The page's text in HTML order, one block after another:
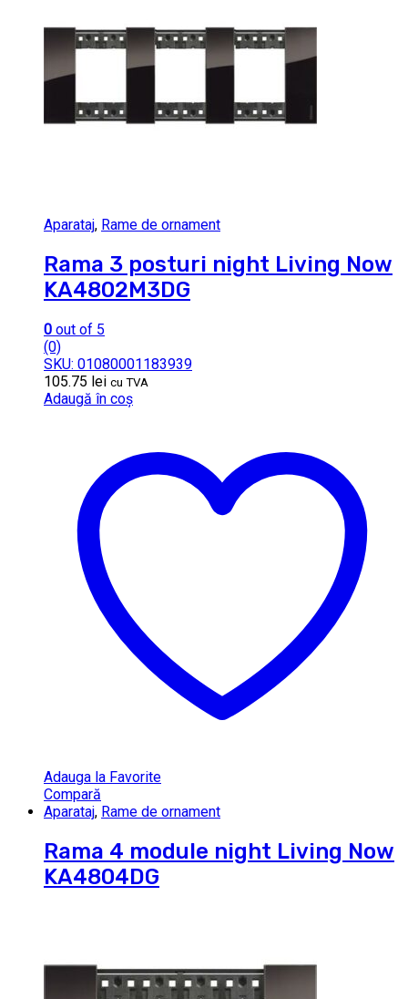
Aparataj, Rame de ornament
Rama 3 posturi night Living Now
KA4802M3DG
0 out of 5
(0)
SKU: 01080001183939
105.75 lei cu TVA
Adaugă în coș
Adauga la Favorite
Compară
Aparataj, Rame de ornament
Rama 4 module night Living Now
KA4804DG